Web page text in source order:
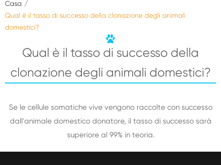
Casa
Qual è il tasso di successo della clonazione degli animali
domestici?
Qual è il tasso di successo della
clonazione degli animali domestici?
Se le cellule somatiche vive vengono raccolte con successo
dall'animale domestico donatore, il tasso di successo sarà
superiore al 99% in teoria.